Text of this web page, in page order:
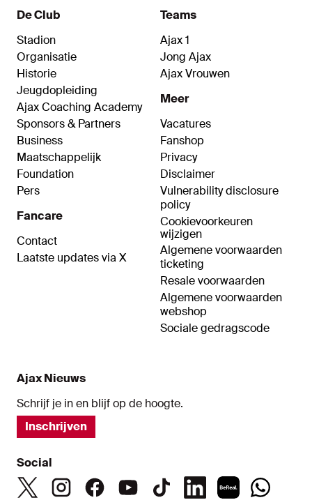
De Club
Stadion
Organisatie
Historie
Jeugdopleiding
Ajax Coaching Academy
Sponsors & Partners
Business
Maatschappelijk
Foundation
Pers
Fancare
Contact
Laatste updates via X
Teams
Ajax 1
Jong Ajax
Ajax Vrouwen
Meer
Vacatures
Fanshop
Privacy
Disclaimer
Vulnerability disclosure
policy
Cookievoorkeuren
wijzigen
Algemene voorwaarden
ticketing
Resale voorwaarden
Algemene voorwaarden
webshop
Sociale gedragscode
Ajax Nieuws
Schrijf je in en blijf op de hoogte.
Inschrijven
Social